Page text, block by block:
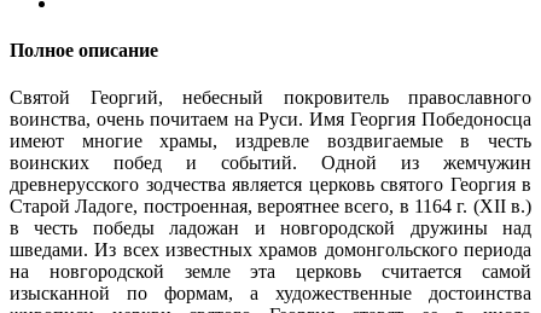
Полное описание
Святой Георгий, небесный покровитель православного
воинства, очень почитаем на Руси. Имя Георгия Победоносца
имеют многие храмы, издревле воздвигаемые в честь
воинских побед и событий. Одной из жемчужин
древнерусского зодчества является церковь святого Георгия в
Старой Ладоге, построенная, вероятнее всего, в 1164 г. (XII в.)
в честь победы ладожан и новгородской дружины над
шведами. Из всех известных храмов домонгольского периода
на новгородской земле эта церковь считается самой
изысканной по формам, а художественные достоинства